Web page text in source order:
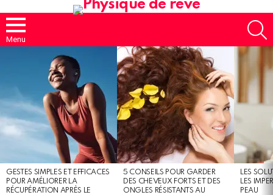
Menu
GESTES SIMPLES ET EFFICACES
POUR AMÉLIORER LA
RÉCUPÉRATION APRÈS LE
5 CONSEILS POUR GARDER
DES CHEVEUX FORTS ET DES
ONGLES RÉSISTANTS AU
LES
LES
PEAU